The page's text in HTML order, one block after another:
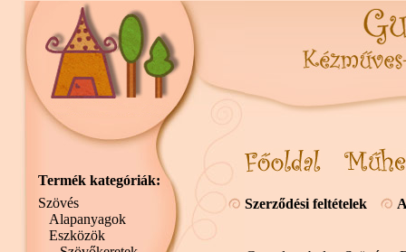
Szerződési feltételek
Termék kategóriák:
Szövés
Alapanyagok
Eszközök